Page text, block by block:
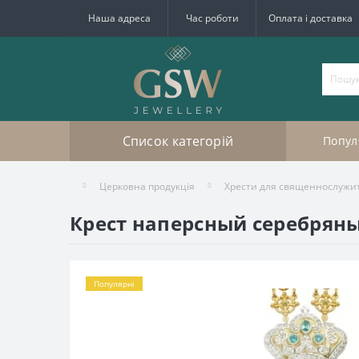
Наша адреса Час роботи Оплата і доставка
Список категорій
Церковна продукція Хрести для
Крест наперсный
Популярні